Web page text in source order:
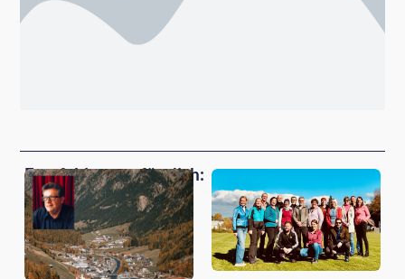
Empfehlungen für dich: